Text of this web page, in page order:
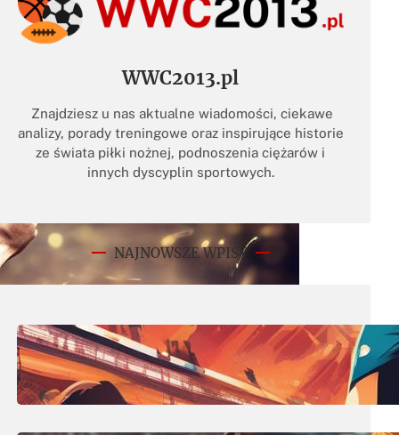
WWC2013.pl
Znajdziesz u nas aktualne wiadomości, ciekawe
analizy, porady treningowe oraz inspirujące historie
ze świata piłki nożnej, podnoszenia ciężarów i
innych dyscyplin sportowych.
NAJNOWSZE WPISY
11 lipca, 2025
Derby co to? Encyklopedia derbów
piłkarskich – słownik pojęć!